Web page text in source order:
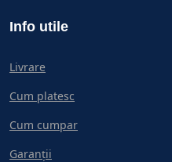
Info utile
Livrare
Cum platesc
Cum cumpar
Garanții